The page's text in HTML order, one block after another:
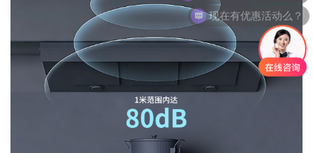
现在有优惠活动么？